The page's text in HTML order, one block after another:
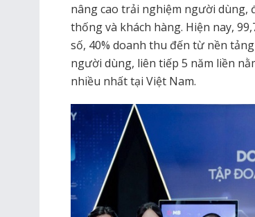
nâng cao trải nghiệm người dùng,
thống và khách hàng. Hiện nay,
số, 40% doanh thu đến từ nền
người dùng, liên tiếp 5 năm liền
nhiều nhất tại Việt Nam.